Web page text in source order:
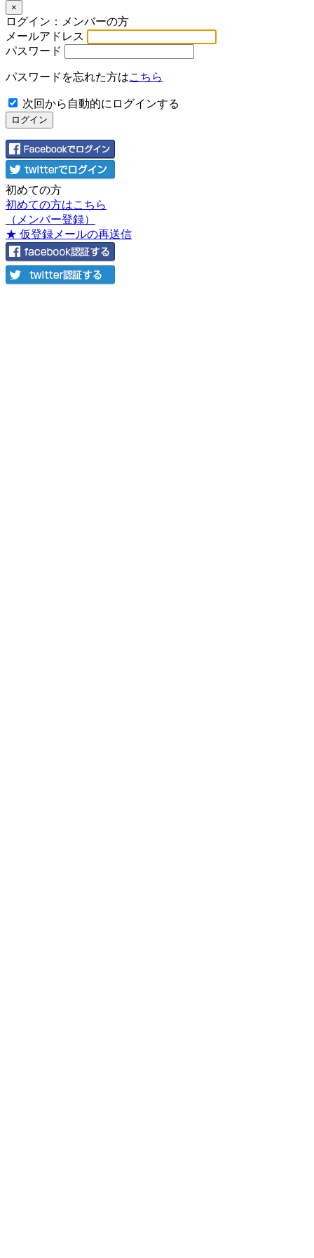
×
ログイン：メンバーの方
メールアドレス
パスワード
パスワードを忘れた方はこちら
次回から自動的にログインする
初めての方
初めての方はこちら
（メンバー登録）
★ 仮登録メールの再送信